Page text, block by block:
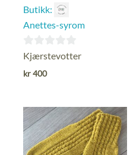
Butikk:
Anettes-syrom
0
ut
Kjærstevotter
kr400